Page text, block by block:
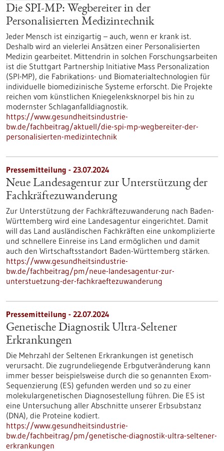
Die SPI-MP: Wegbereiter in der
Personalisierten Medizintechnik
Jeder Mensch ist einzigartig – auch, wenn er krank ist.
Deshalb wird an vielerlei Ansätzen einer Personalisierten
Medizin gearbeitet. Mittendrin in solchen Forschungsarbeiten
ist die Stuttgart Partnership Initiative Mass Personalization
(SPI-MP), die Fabrikations- und Biomaterialtechnologien für
individuelle biomedizinische Systeme erforscht. Die Projekte
reichen vom künstlichen Kniegelenksknorpel bis hin zu
modernster Schlaganfalldiagnostik.
https://www.gesundheitsindustrie-
bw.de/fachbeitrag/aktuell/die-spi-mp-wegbereiter-der-
personalisierten-medizintechnik
Pressemitteilung - 23.07.2024
Neue Landesagentur zur Unterstützung der
Fachkräftezuwanderung
Zur Unterstützung der Fachkräftezuwanderung nach Baden-
Württemberg wird eine Landesagentur eingerichtet. Damit
will das Land ausländischen Fachkräften eine unkomplizierte
und schnellere Einreise ins Land ermöglichen und damit
auch den Wirtschaftsstandort Baden-Württemberg stärken.
https://www.gesundheitsindustrie-
bw.de/fachbeitrag/pm/neue-landesagentur-zur-
unterstuetzung-der-fachkraeftezuwanderung
Pressemitteilung - 22.07.2024
Genetische Diagnostik Ultra-Seltener
Erkrankungen
Die Mehrzahl der Seltenen Erkrankungen ist genetisch
verursacht. Die zugrundeliegende Erbgutveränderung kann
immer besser beispielsweise durch die so genannten Exom-
Sequenzierung (ES) gefunden werden und so zu einer
molekulargenetischen Diagnosestellung führen. Die ES ist
eine Untersuchung aller Abschnitte unserer Erbsubstanz
(DNA), die Proteine kodiert.
https://www.gesundheitsindustrie-
bw.de/fachbeitrag/pm/genetische-diagnostik-ultra-seltener-
erkrankungen